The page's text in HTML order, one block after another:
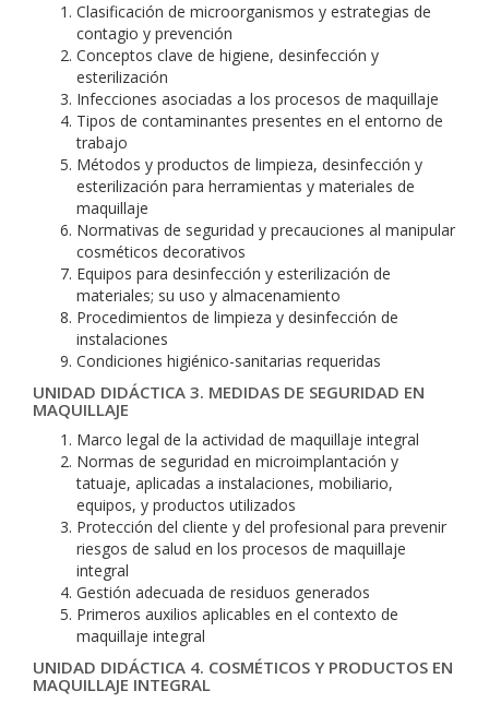
Clasificación de microorganismos y estrategias de
contagio y prevención
Conceptos clave de higiene, desinfección y
esterilización
Infecciones asociadas a los procesos de maquillaje
Tipos de contaminantes presentes en el entorno de
trabajo
Métodos y productos de limpieza, desinfección y
esterilización para herramientas y materiales de
maquillaje
Normativas de seguridad y precauciones al manipular
cosméticos decorativos
Equipos para desinfección y esterilización de
materiales; su uso y almacenamiento
Procedimientos de limpieza y desinfección de
instalaciones
Condiciones higiénico-sanitarias requeridas
UNIDAD DIDÁCTICA 3. MEDIDAS DE SEGURIDAD EN
MAQUILLAJE
Marco legal de la actividad de maquillaje integral
Normas de seguridad en microimplantación y
tatuaje, aplicadas a instalaciones, mobiliario,
equipos, y productos utilizados
Protección del cliente y del profesional para prevenir
riesgos de salud en los procesos de maquillaje
integral
Gestión adecuada de residuos generados
Primeros auxilios aplicables en el contexto de
maquillaje integral
UNIDAD DIDÁCTICA 4. COSMÉTICOS Y PRODUCTOS EN
MAQUILLAJE INTEGRAL